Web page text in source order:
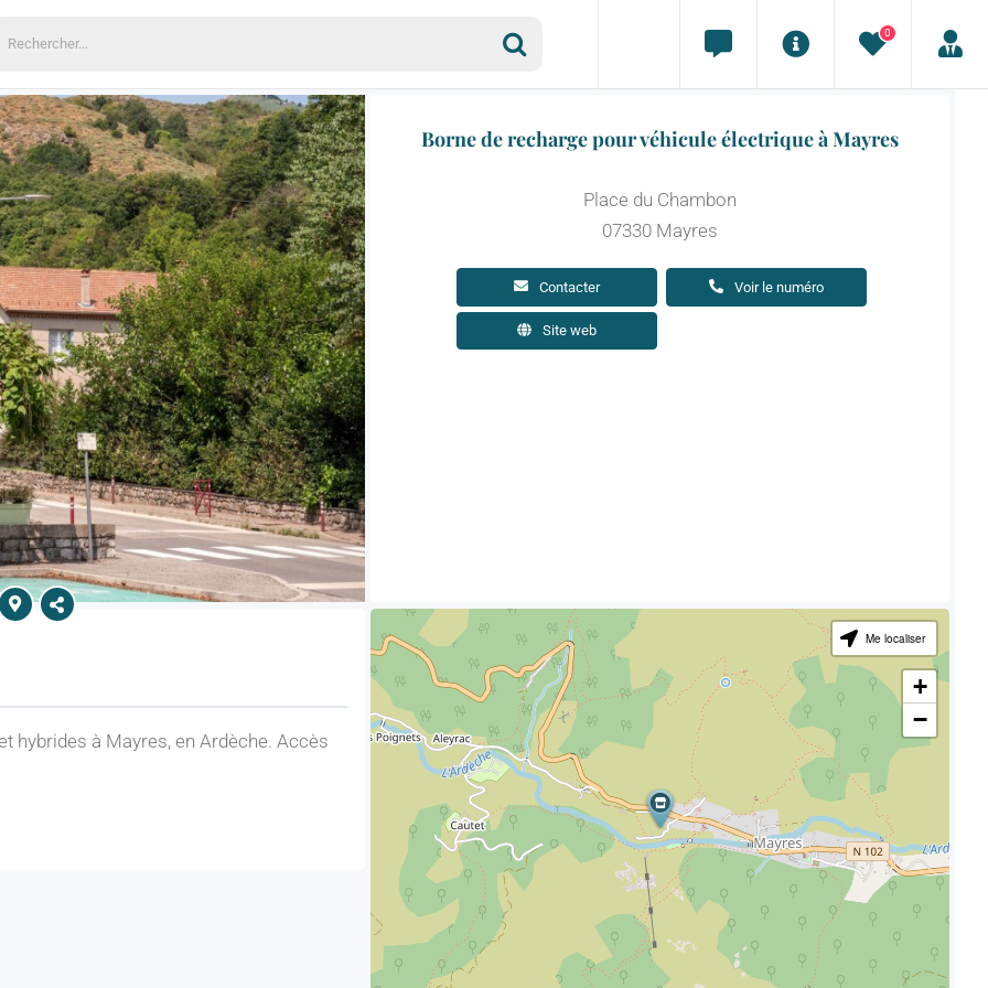
0
Borne de recharge pour véhicule électrique à Mayres
Place du Chambon
07330 Mayres
Contacter Voir le numéro
Site web
hybrides à Mayres, en Ardèche. Accès
Me localiser
+
−